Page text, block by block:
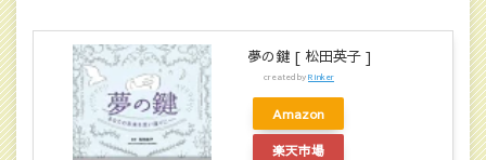
夢の鍵 [ 松田英子 ]
created byRinker
Amazon
楽天市場